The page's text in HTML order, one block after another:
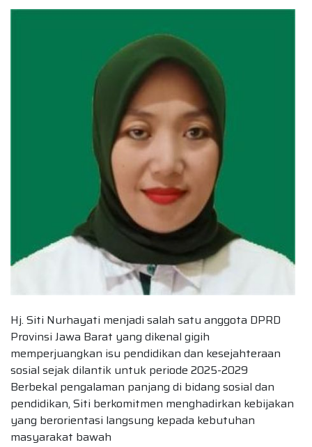
Hj. Siti Nurhayati menjadi salah satu anggota DPRD
Provinsi Jawa Barat yang dikenal gigih
memperjuangkan isu pendidikan dan kesejahteraan
sosial sejak dilantik untuk periode 2025-2029
Berbekal pengalaman panjang di bidang sosial dan
pendidikan, Siti berkomitmen menghadirkan kebijakan
yang berorientasi langsung kepada kebutuhan
masyarakat bawah